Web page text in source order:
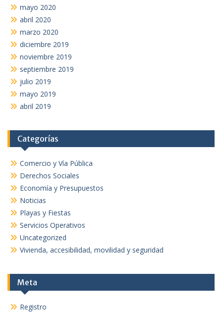
mayo 2020
abril 2020
marzo 2020
diciembre 2019
noviembre 2019
septiembre 2019
julio 2019
mayo 2019
abril 2019
Categorías
Comercio y Vía Pública
Derechos Sociales
Economía y Presupuestos
Noticias
Playas y Fiestas
Servicios Operativos
Uncategorized
Vivienda, accesibilidad, movilidad y seguridad
Meta
Registro